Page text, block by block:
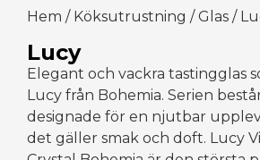
Hem / Köksutrustning /Glas /
Lucy
Elegant och vackra tastingglas
Lucy från Bohemia. Serien
designade för en njutbar
det gäller smak och doft. Lucy